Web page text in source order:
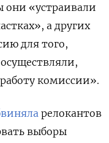
они «устраивали
а других
для того,
комиссии».
релокантов
выборы